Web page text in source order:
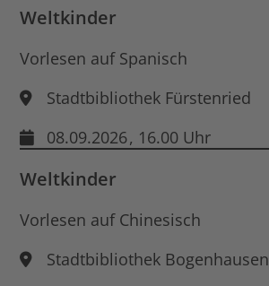
Weltkinder
Vorlesen auf Spanisch
Stadtbibliothek Fürstenried
08.09.2026, 16.00 Uhr
Weltkinder
Vorlesen auf Chinesisch
Stadtbibliothek Bogenhausen